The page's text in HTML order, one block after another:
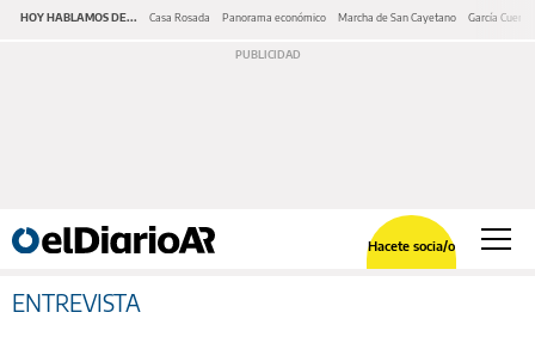
HOY HABLAMOS DE... Casa Rosada Panorama económico Marcha de San Cayetano García Cuerva
Hacete socia/o
ENTREVISTA